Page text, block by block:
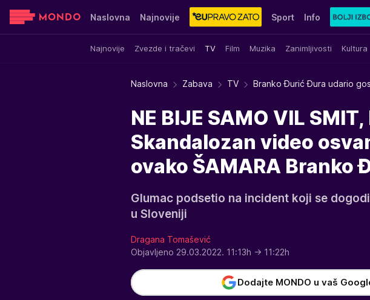
Naslovna Najnovije Sport Info
Najnovije Zvezde i tračevi TV Film Muzika Zanimljivosti Kultura
Sensa Stvar ukusa Yumama
Naslovna Zabava TV Branko Đurić Đura udario
NE BIJE SAMO VIL SMIT,
Skandalozan video
ovako ŠAMARA Branko
Glumac podsetio na incident koji se
u Sloveniji
Dragana Tomašević
Objavljeno 29.03.2022. 11:13h → 11:22h
Dodajte MONDO u vaš